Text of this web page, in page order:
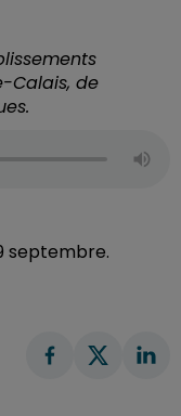
Calais, de
septembre.